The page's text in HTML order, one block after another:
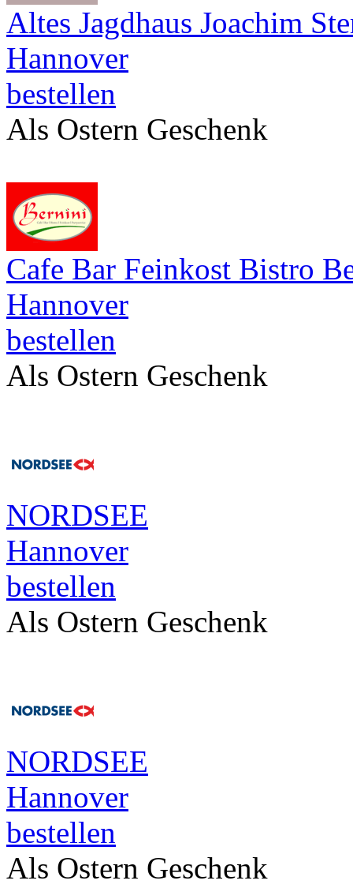
Altes Jagdhaus Joachim
Hannover
bestellen
Als Ostern Geschenk
Cafe Bar Feinkost Bistro
Hannover
bestellen
Als Ostern Geschenk
NORDSEE
Hannover
bestellen
Als Ostern Geschenk
NORDSEE
Hannover
bestellen
Als Ostern Geschenk